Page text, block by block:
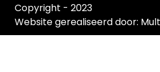
Copyright - 2023
Website gerealiseerd door: